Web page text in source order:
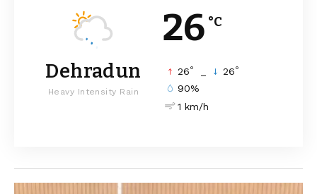
26 °C
Dehradun
Heavy Intensity Rain
26° 26°
90%
1 km/h